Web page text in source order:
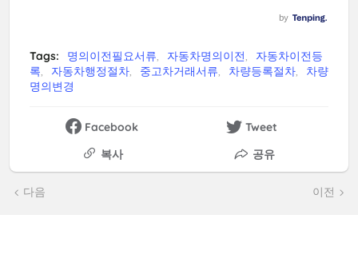
Tags: 명의이전필요서류 자동차명의이전
자동차이전등
록
자동차행정절차 중고차거래서류 차량등록절차
차량
명의변경
Facebook
Tweet
복사
공유
다음 이전